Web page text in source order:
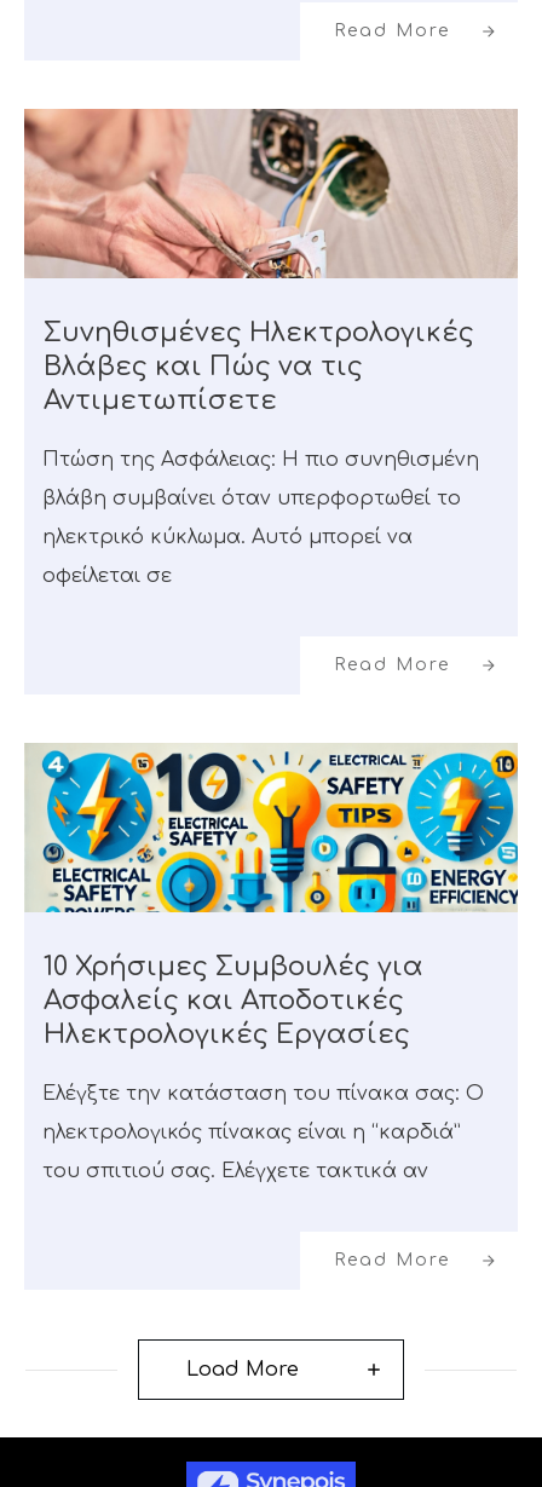
Read More
Συνηθισμένες Ηλεκτρολογικές
Βλάβες και Πώς να τις
Αντιμετωπίσετε
Πτώση της Ασφάλειας: Η πιο συνηθισμένη
βλάβη συμβαίνει όταν υπερφορτωθεί το
ηλεκτρικό κύκλωμα. Αυτό μπορεί να
οφείλεται σε
Read More
10 Χρήσιμες Συμβουλές για
Ασφαλείς και Αποδοτικές
Ηλεκτρολογικές Εργασίες
Ελέγξτε την κατάσταση του πίνακα σας: Ο
ηλεκτρολογικός πίνακας είναι η “καρδιά”
του σπιτιού σας. Ελέγχετε τακτικά αν
Read More
Load More